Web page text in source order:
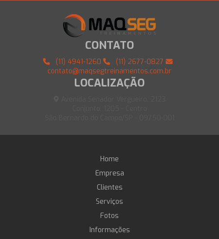
CONTATO
(11) 4941-1260
(11) 2677-0827
contato@maqsegtreinamentos.com.br
LOCALIZAÇÃO
Home
Empresa
Clientes
Serviços
Fotos
Informações